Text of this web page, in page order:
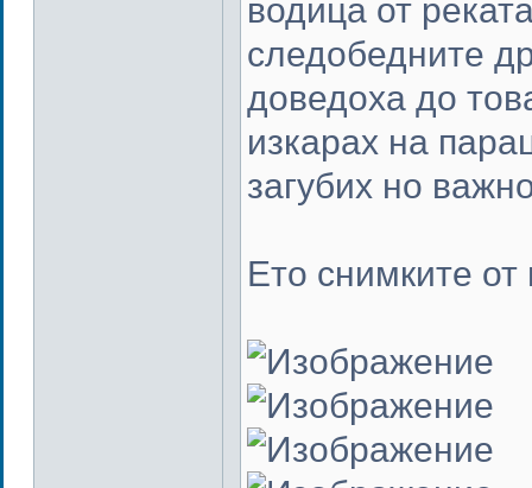
водица от
следобедните
доведоха до
изкарах на
загубих но
Ето снимките